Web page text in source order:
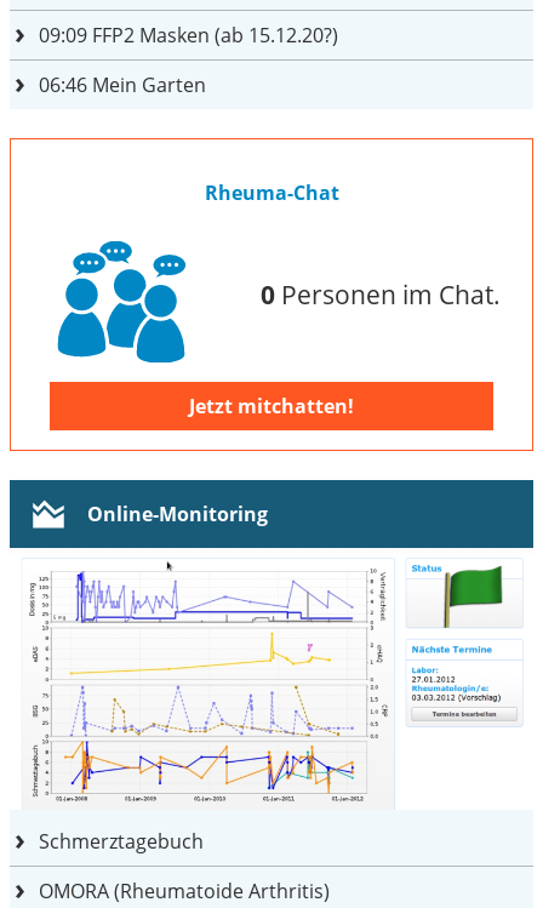
09:09 FFP2 Masken (ab 15.12.20?)
06:46 Mein Garten
Rheuma-Chat
0Personen im Chat.
Jetzt mitchatten!
Online-Monitoring
Schmerztagebuch
OMORA (Rheumatoide Arthritis)